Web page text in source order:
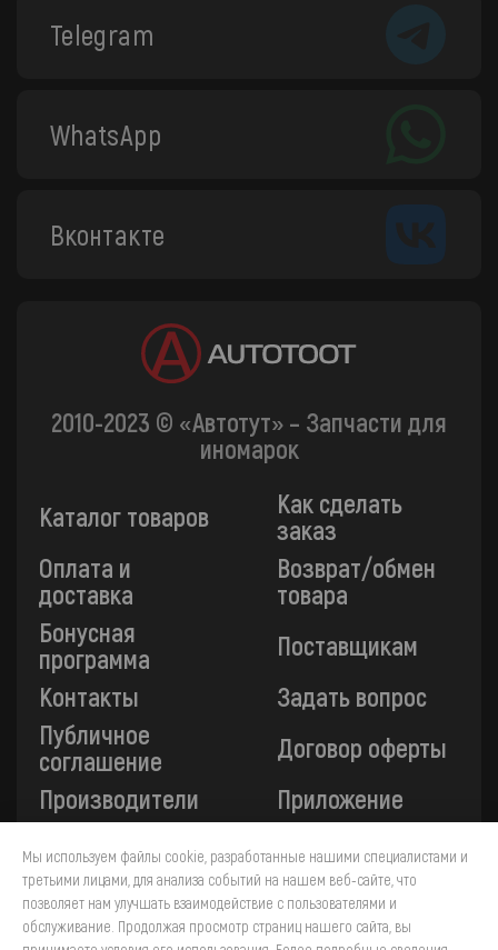
Telegram
WhatsApp
Вконтакте
2010-2023 © «Автотут» – Запчасти для
иномарок
Каталог товаров
Как сделать
заказ
Оплата и
доставка
Возврат/обмен
товара
Бонусная
программа
Поставщикам
Контакты
Задать вопрос
Публичное
соглашение
Договор оферты
Производители
Приложение
Все платежи на сайте защищены технологией 3-D
Secure. Прием платежей осуществляется через ПАО
«Сбербанк».
Мы используем файлы cookie, разработанные нашими специалистами и
третьими лицами, для анализа событий на нашем веб-сайте, что
позволяет нам улучшать взаимодействие с пользователями и
обслуживание. Продолжая просмотр страниц нашего сайта, вы